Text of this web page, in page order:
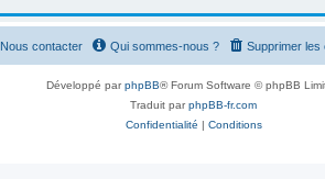
Supprimer les
Qui sommes-nous ?
Nous contacter
Développé parphpBB® Forum Software © phpBB
Traduit parphpBB-fr.com
Confidentialité | Conditions